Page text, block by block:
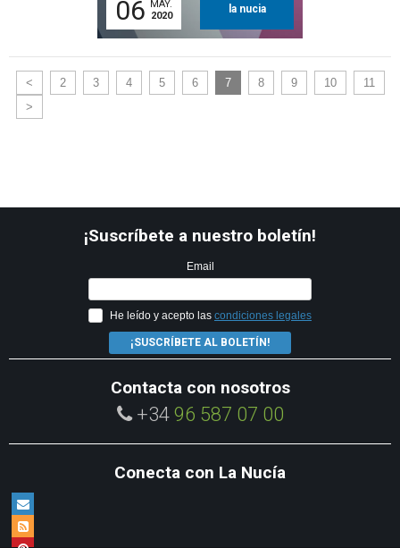
06 MAY.
2020
la nucia
< 2 3 4 5 6 7 8 9 10
11
>
¡Suscríbete a nuestro boletín!
Email
He leído y acepto las condiciones legales
¡SUSCRÍBETE AL BOLETÍN!
Contacta con nosotros
+34 96 587 07 00
Conecta con La Nucía